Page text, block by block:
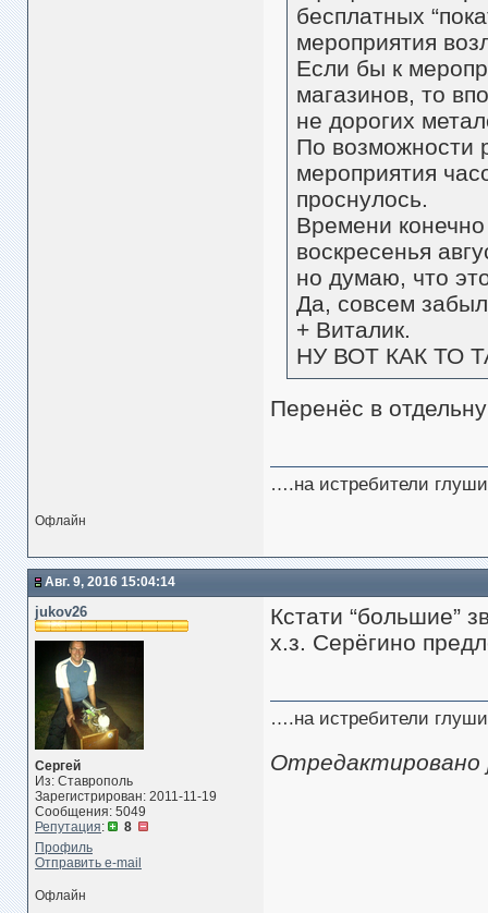
бесплатных
мероприятия
Если бы к
магазинов, то
не дорогих
По возможности
мероприятия
проснулось.
Времени
воскресенья
но думаю, что
Да, совсем
+ Виталик.
НУ ВОТ КАК ТО
Перенёс в
….на истребители
Офлайн
Авг. 9, 2016 15:04:14
jukov26
Сергей
Из: Ставрополь
Зарегистрирован: 2011-11-19
Сообщения: 5049
Репутация:
8
Профиль
Отправить e-mail
Кстати “большие”
х.з. Серёгино
….на истребители
Отредактировано
Офлайн